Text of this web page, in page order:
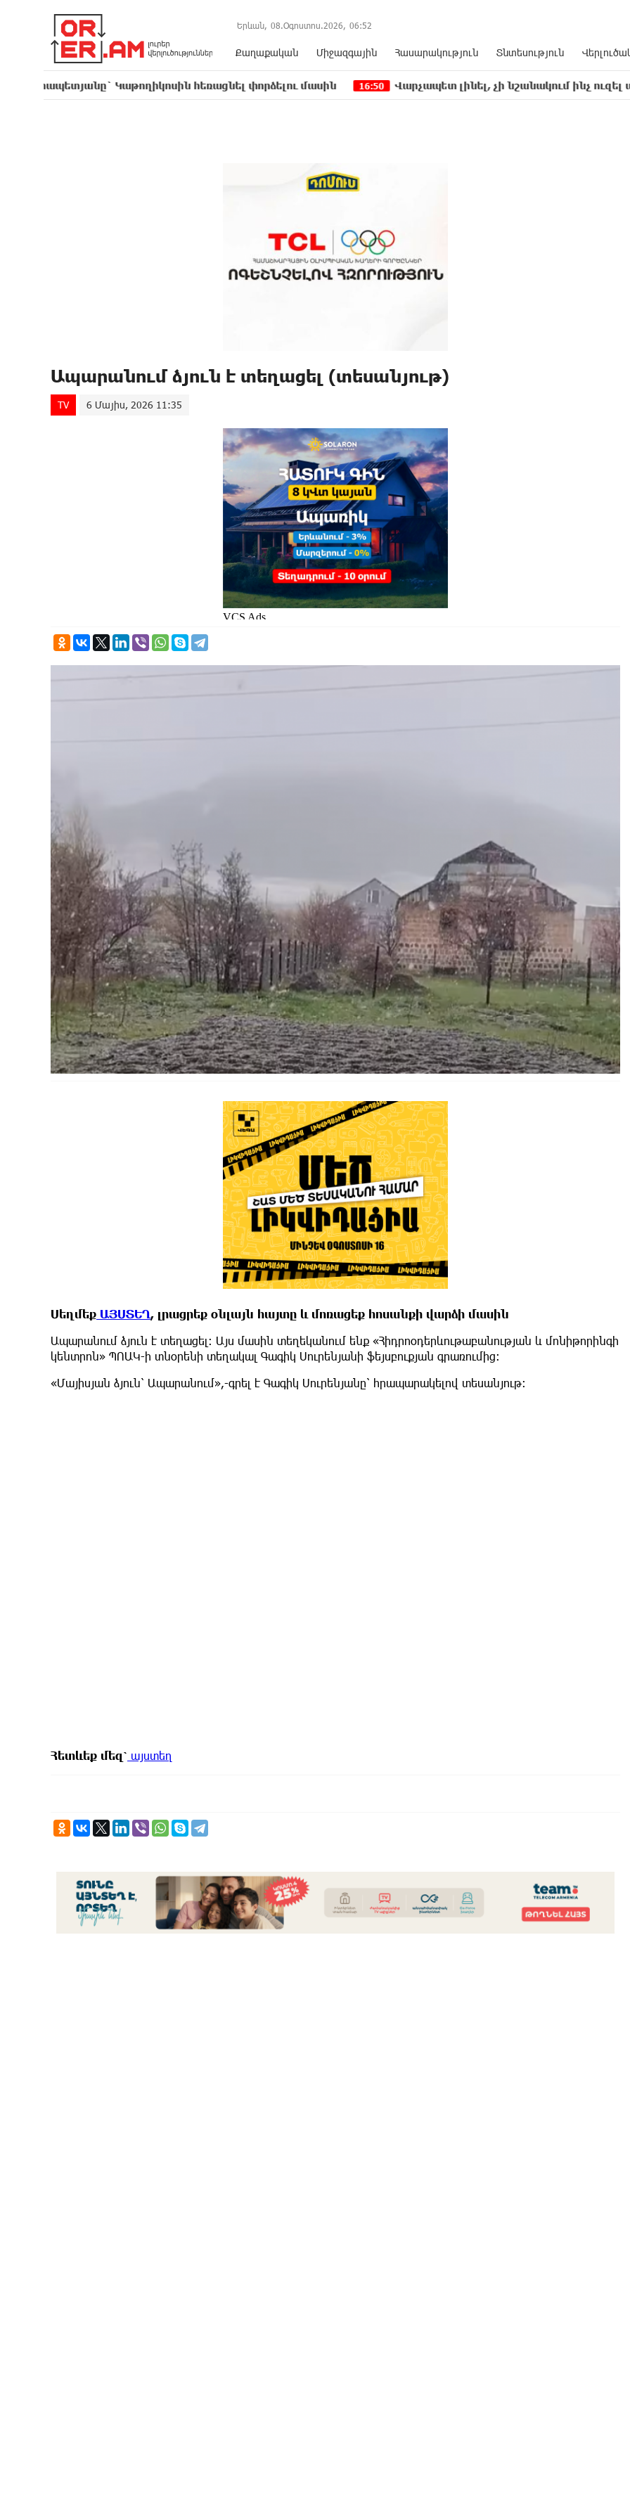
Երևան, 08.Օգոստոս.2026, 06:52
Քաղաքական Միջազգային Հասարակություն Տնտեսություն
Կաթողիկոսին հեռացնել փորձելու մասին 16:50 Վարչապետ լինել, չի նշանակում ինչ ուզել անել
Ապարանում ձյուն է տեղացել (տեսանյութ)
TV 6 Մայիս, 2026 11:35
Սեղմեք ԱՅՍՏԵՂ, լրացրեք օնլայն հայտը և մոռացեք հոսանքի վարձի մասին
Ապարանում ձյուն է տեղացել։ Այս մասին տեղեկանում ենք «Հիդրոօդերևութաբանության և մոնիթորինգի
կենտրոն» ՊՈԱԿ-ի տնօրենի տեղակալ Գագիկ Սուրենյանի ֆեյսբուքյան գրառումից։
«Մայիսյան ձյուն՝ Ապարանում»,-գրել է Գագիկ Սուրենյանը՝ հրապարակելով տեսանյութ։
Հետևեք մեզ՝ այստեղ